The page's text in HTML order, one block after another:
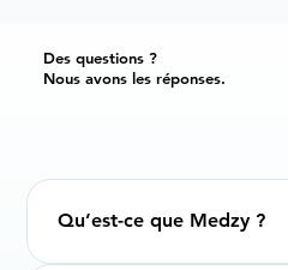
Des questions ?
Nous avons les réponses.
Qu’est-ce que Medzy ?